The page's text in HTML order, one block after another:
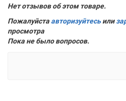
Нет отзывов об этом товаре.
Пожалуйста авторизуйтесьили
просмотра
Пока не было вопросов.